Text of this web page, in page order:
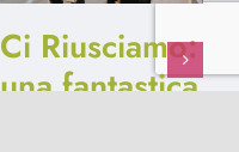
Ci Riusciamo:
una fantastica